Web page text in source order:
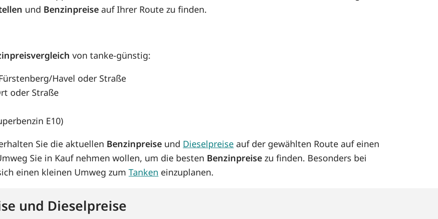
und Benzinpreise auf Ihrer Route zu finden.
von tanke-günstig:
Havel oder Straße
oder Straße
E10)
Sie die aktuellen Benzinpreise und Dieselpreise auf der gewählten Route auf einen
Sie in Kauf nehmen wollen, um die besten Benzinpreise zu finden. Besonders bei
einen kleinen Umweg zumTanken einzuplanen.
und Dieselpreise